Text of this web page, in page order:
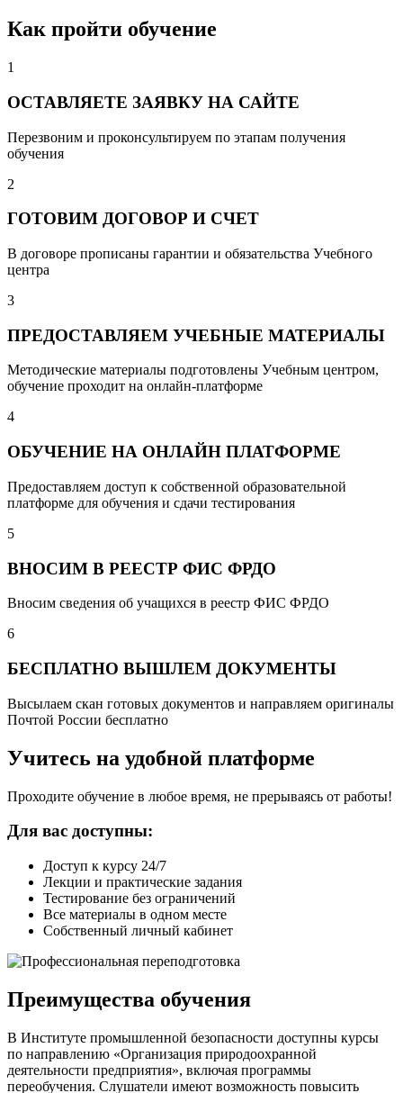
Как пройти обучение
1
ОСТАВЛЯЕТЕ ЗАЯВКУ НА САЙТЕ
Перезвоним и проконсультируем по этапам получения
обучения
2
ГОТОВИМ ДОГОВОР И СЧЕТ
В договоре прописаны гарантии и обязательства Учебного
центра
3
ПРЕДОСТАВЛЯЕМ УЧЕБНЫЕ МАТЕРИАЛЫ
Методические материалы подготовлены Учебным центром,
обучение проходит на онлайн-платформе
4
ОБУЧЕНИЕ НА ОНЛАЙН ПЛАТФОРМЕ
Предоставляем доступ к собственной образовательной
платформе для обучения и сдачи тестирования
5
ВНОСИМ В РЕЕСТР ФИС ФРДО
Вносим сведения об учащихся в реестр ФИС ФРДО
6
БЕСПЛАТНО ВЫШЛЕМ ДОКУМЕНТЫ
Высылаем скан готовых документов и направляем оригиналы
Почтой России бесплатно
Учитесь на удобной платформе
Проходите обучение в любое время, не прерываясь от работы!
Для вас доступны:
Доступ к курсу 24/7
Лекции и практические задания
Тестирование без ограничений
Все материалы в одном месте
Собственный личный кабинет
Преимущества обучения
В Институте промышленной безопасности доступны курсы
по направлению «Организация природоохранной
деятельности предприятия», включая программы
переобучения. Слушатели имеют возможность повысить